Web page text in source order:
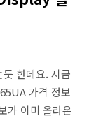
한데요. 지금
가격 정보
가 이미 올라온